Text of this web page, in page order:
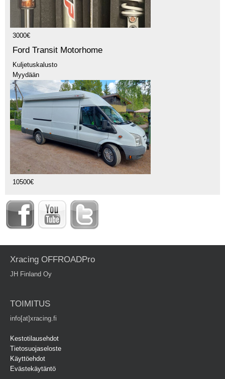
3000€
Ford Transit Motorhome
Kuljetuskalusto
Myydään
10500€
Xracing OFFROADPro
JH Finland Oy
TOIMITUS
info[at]xracing.fi
Kestotilausehdot
Tietosuojaseloste
Käyttöehdot
Evästekäytäntö